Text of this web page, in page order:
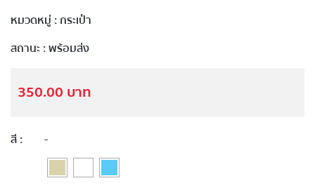
หมวดหมู่ : กระเป๋า
สถานะ : พร้อมส่ง
350.00 บาท
สี : -